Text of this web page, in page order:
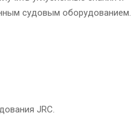
судовым оборудованием.
JRС.